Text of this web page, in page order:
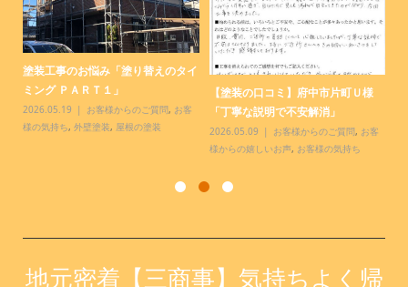
塗装工事のお悩み「塗り替えのタイ
ミング ＰＡＲＴ１」
2026.05.19 お客様からのご質問, お客
様の気持ち, 外壁塗装, 屋根の塗装
【塗装の口コミ】府中市片町Ｕ様
「丁寧な説明で不安解消」
2026.05.09 お客様からのご質問, お客
様からの嬉しいお声, お客様の気持ち
地元密着【三商事】気持ちよく帰